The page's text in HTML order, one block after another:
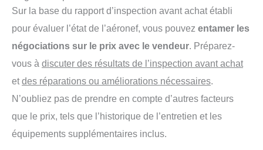
Sur la base du rapport d’inspection avant achat établi
pour évaluer l’état de l’aéronef, vous pouvez entamer les
négociations sur le prix avec le vendeur. Préparez-
vous à discuter des résultats de l’inspection avant achat
etdes réparations ou améliorations nécessaires.
N’oubliez pas de prendre en compte d’autres facteurs
que le prix, tels que l’historique de l’entretien et les
équipements supplémentaires inclus.